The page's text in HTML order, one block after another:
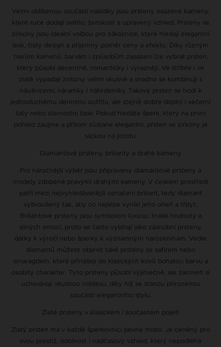
Velmi oblíbenou součástí nabídky jsou prsteny osazené kameny,
které ruce dodají světlo, ženskost a upravený vzhled. Prsteny se
zirkony jsou ideální volbou pro zákaznice, které hledají elegantní
lesk, čistý design a příjemný poměr ceny a efektu. Díky různým
tvarům kamenů, barvám i způsobům zasazení lze vybrat prsten,
který působí decentně, romanticky i výrazněji. Ve stříbře i ve
zlatě vypadají zirkony velmi vkusně a snadno se kombinují s
náušnicemi, náramky i náhrdelníky. Takový prsten se hodí k
jednoduchému dennímu outfitu, ale stejně dobře doplní i večerní
šaty nebo slavnostní look. Pokud hledáte šperk, který na první
pohled zaujme a přitom zůstane elegantní, prsten se zirkony je
sázkou na jistotu.
Diamantové prsteny, brilianty a drahé kameny
Pro náročnější výběr jsou připraveny diamantové prsteny a
modely zdobené pravými drahými kameny. V českém prostředí
patří mezi nejvyhledávanější označení briliant, tedy diamant
vybroušený tak, aby co nejlépe vynikl jeho oheň a třpyt.
Briliantové prsteny jsou symbolem luxusu, trvalé hodnoty a
silných emocí, proto se často vybírají jako zásnubní prsteny,
dárky k výročí nebo šperky k významným narozeninám. Vedle
diamantů můžete objevit také prsteny se safírem nebo
smaragdem, které přinášejí do klasických kovů bohatou barvu a
osobitý charakter. Tyto prsteny působí výjimečně, ale zároveň si
uchovávají vkusnou noblesu, díky níž se stanou přirozenou
součástí elegantního stylu.
Zlaté prsteny v klasickém i současném pojetí
Zlatý prsten má v každé šperkovnici pevné místo. Je ceněný pro
svou prestiž, odolnost i nadčasový vzhled, který nepodléhá